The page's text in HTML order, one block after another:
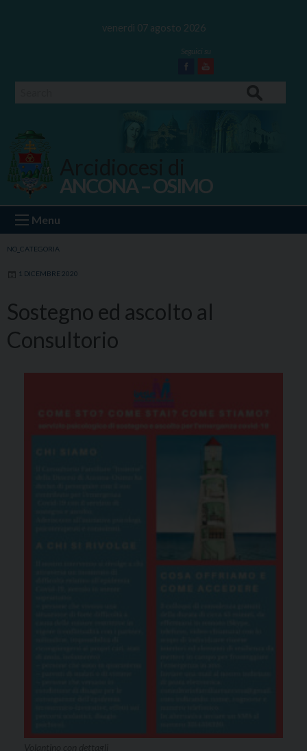
venerdì 07 agosto 2026
Facebook
Youtube
Ancona Osimo
ANCONA – OSIMO
Menu
NO_CATEGORIA
1 DICEMBRE 2020
Sostegno ed ascolto al
Consultorio